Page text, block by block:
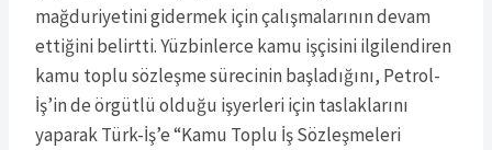
mağduriyetini gidermek için çalışmalarının devam
ettiğini belirtti. Yüzbinlerce kamu işçisini ilgilendiren
kamu toplu sözleşme sürecinin başladığını, Petrol-
İş’in de örgütlü olduğu işyerleri için taslaklarını
yaparak Türk-İş’e “Kamu Toplu İş Sözleşmeleri